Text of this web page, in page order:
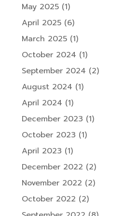
May 2025(1)
April 2025(6)
March 2025(1)
October 2024 (1)
September 2024 (2)
August 2024 (1)
April 2024 (1)
December 2023 (1)
October 2023 (1)
April 2023 (1)
December 2022 (2)
November 2022 (2)
October 2022 (2)